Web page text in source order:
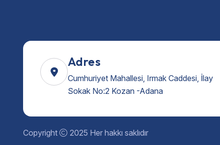
Adres
Cumhuriyet Mahallesi, Irmak Caddesi, İlay
Sokak No:2 Kozan -Adana
Copyright 2025 Her hakkı saklıdır